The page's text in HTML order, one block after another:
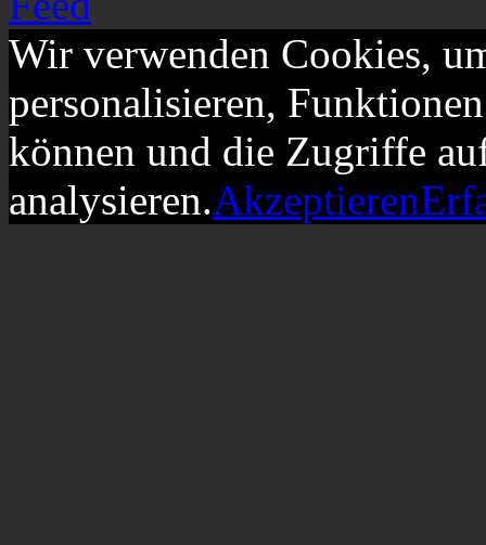
Wir verwenden Cookies,
personalisieren,
können und die Zugriffe
analysieren.Akzeptieren